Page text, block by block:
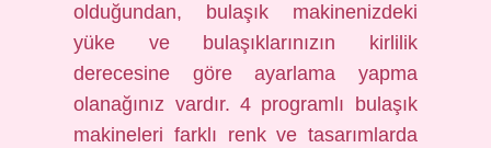
olduğundan, bulaşık makinenizdeki
yüke ve bulaşıklarınızın kirlilik
derecesine göre ayarlama yapma
olanağınız vardır. 4 programlı bulaşık
makineleri farklı renk ve tasarımlarda